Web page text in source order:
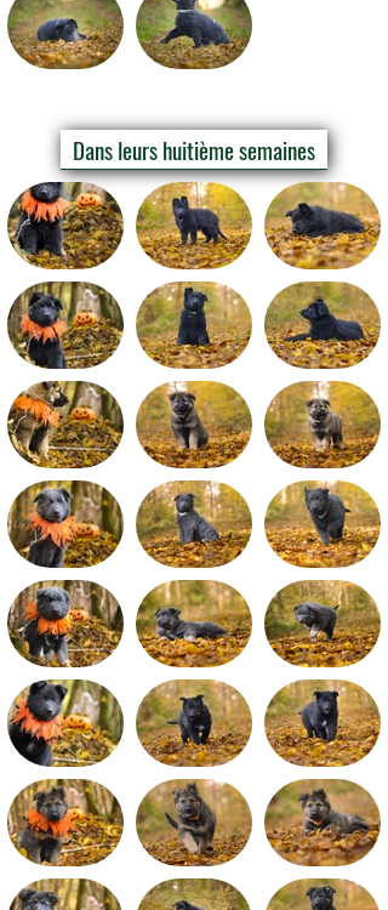
Dans leurs huitième semaines